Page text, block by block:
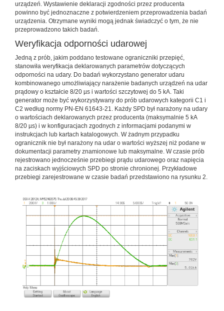
urządzeń. Wystawienie deklaracji zgodności przez producenta
powinno być jednoznaczne z potwierdzeniem przeprowadzenia badań
urządzenia. Otrzymane wyniki mogą jednak świadczyć o tym, że nie
przeprowadzono takich badań.
Weryfikacja odporności udarowej
Jedną z prób, jakim poddano testowane ograniczniki przepięć,
stanowiła weryfikacja deklarowanych parametrów dotyczących
odporności na udary. Do badań wykorzystano generator udaru
kombinowanego umożliwiający narażenie badanych urządzeń na udar
prądowy o kształcie 8/20 µs i wartości szczytowej do 5 kA. Taki
generator może być wykorzystywany do prób udarowych kategorii C1 i
C2 według normy PN-EN 61643-21. Każdy SPD był narażony na udary
o wartościach deklarowanych przez producenta (maksymalnie 5 kA
8/20 µs) i w konfiguracjach zgodnych z informacjami podanymi w
instrukcjach lub kartach katalogowych. W żadnym przypadku
ogranicznik nie był narażony na udar o wartości wyższej niż podane w
dokumentacji parametry znamionowe lub maksymalne. W czasie prób
rejestrowano jednocześnie przebiegi prądu udarowego oraz napięcia
na zaciskach wyjściowych SPD po stronie chronionej. Przykładowe
przebiegi zarejestrowane w czasie badań przedstawiono na rysunku 2.